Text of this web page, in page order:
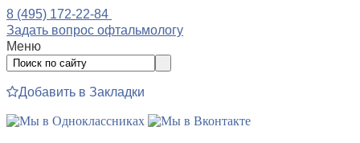
8 (495) 172-22-84
Задать вопрос офтальмологу
Меню
Добавить в Закладки